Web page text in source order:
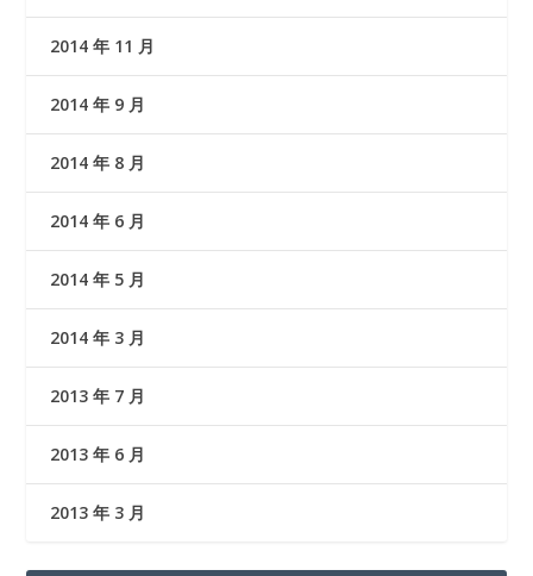
2014 年 11 月
2014 年 9 月
2014 年 8 月
2014 年 6 月
2014 年 5 月
2014 年 3 月
2013 年 7 月
2013 年 6 月
2013 年 3 月